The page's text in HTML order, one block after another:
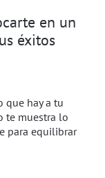
en un
éxitos
que hay a tu
te muestra lo
para equilibrar